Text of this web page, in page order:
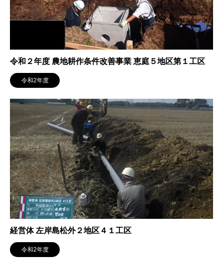
令和２年度 農地耕作条件改善事業 恵庭５地区第１工区
令和2年度
経営体 左岸島松外２地区４１工区
令和2年度